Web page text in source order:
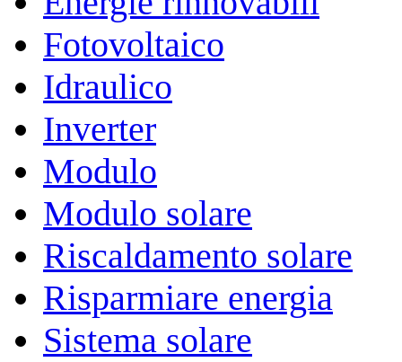
Fotovoltaico
Idraulico
Inverter
Modulo
Modulo solare
Riscaldamento solare
Risparmiare energia
Sistema solare